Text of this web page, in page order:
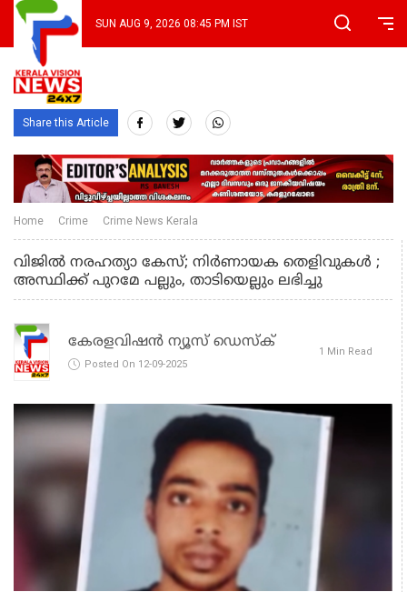
SUN AUG 9, 2026 08:45 PM IST
Share this Article
Home Crime Crime News Kerala
വിജിൽ നരഹത്യാ കേസ്; നിർണായക തെളിവുകൾ ;
അസ്ഥിക്ക് പുറമേ പല്ലും, താടിയെല്ലും ലഭിച്ചു
കേരളവിഷൻ ന്യൂസ് ഡെസ്‌ക്
Posted On 12-09-2025
1 Min Read